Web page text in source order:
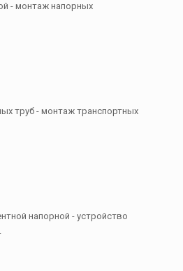
- монтаж напорных
труб - монтаж транспортных
напорной - устройство